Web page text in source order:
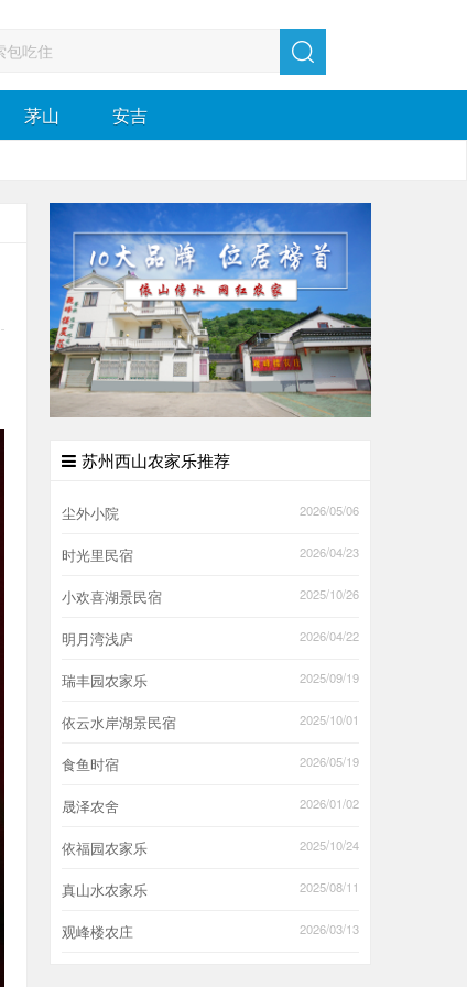
茅山 安吉
苏州西山农家乐推荐
尘外小院 2026/05/06
时光里民宿 2026/04/23
小欢喜湖景民宿 2025/10/26
明月湾浅庐 2026/04/22
瑞丰园农家乐 2025/09/19
依云水岸湖景民宿 2025/10/01
食鱼时宿 2026/05/19
晟泽农舍 2026/01/02
依福园农家乐 2025/10/24
真山水农家乐 2025/08/11
观峰楼农庄 2026/03/13